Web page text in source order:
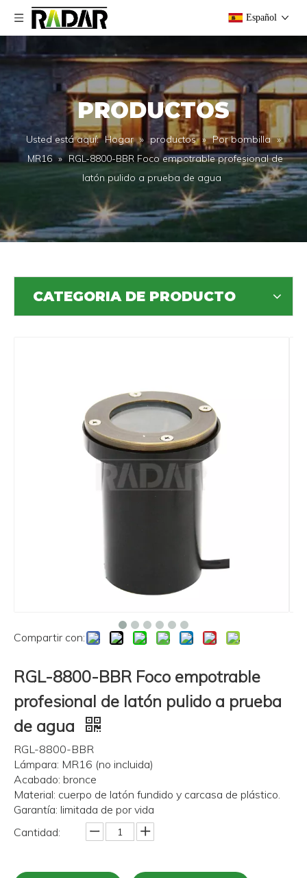
Español
PRODUCTOS
Usted está aquí: Hogar » productos » Por bombilla »
MR16 » RGL-8800-BBR Foco empotrable profesional de
latón pulido a prueba de agua
CATEGORIA DE PRODUCTO
Compartir con:
RGL-8800-BBR Foco empotrable
profesional de latón pulido a prueba
de agua
RGL-8800-BBR
Lámpara: MR16 (no incluida)
Acabado: bronce
Material: cuerpo de latón fundido y carcasa de plástico.
Garantía: limitada de por vida
Cantidad: